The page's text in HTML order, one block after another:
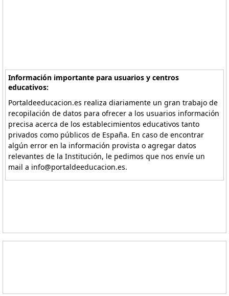
Información importante para usuarios y centros
educativos:
Portaldeeducacion.es realiza diariamente un gran trabajo de
recopilación de datos para ofrecer a los usuarios información
precisa acerca de los establecimientos educativos tanto
privados como públicos de España. En caso de encontrar
algún error en la información provista o agregar datos
relevantes de la Institución, le pedimos que nos envíe un
mail a info@portaldeeducacion.es.